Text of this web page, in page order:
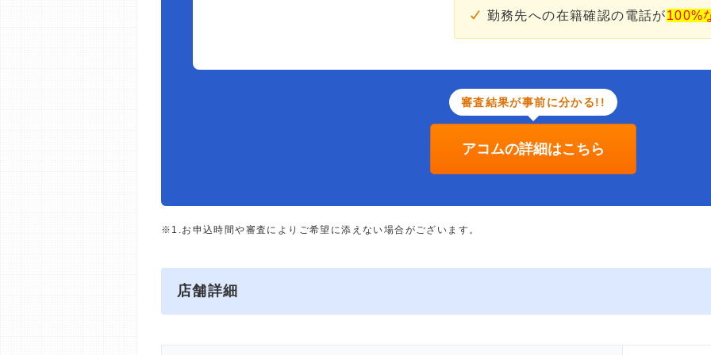
勤務先への在籍確認の電話が100%
審査結果が事前に分かる!!
アコムの詳細はこちら
※1.お申込時間や審査によりご希望に添えない場合がございます。
店舗詳細